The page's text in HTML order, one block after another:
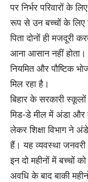
पर निर्भर परिवारों के
रूप से उन बच्चों के लिए
पिता दोनों ही
आना आसान नहीं
नियमित और पौष्टिक
मिल रहा है।
बिहार के सरकारी
मिड-डे मील में अंडा और
लेकर शिक्षा विभाग ने
हैं। यह व्यवस्था जनवरी
इन दो महीनों में बच्चों
अवधि के बाद बाकी